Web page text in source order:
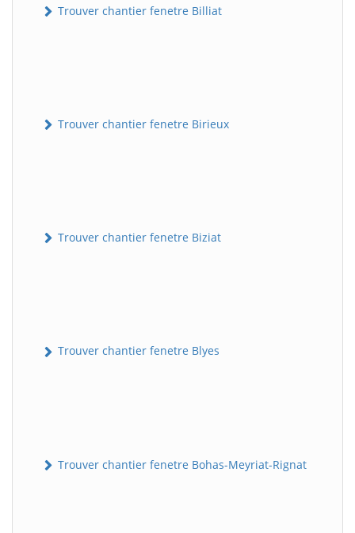
Trouver chantier fenetre Billiat
Trouver chantier fenetre Birieux
Trouver chantier fenetre Biziat
Trouver chantier fenetre Blyes
Trouver chantier fenetre Bohas-Meyriat-Rignat